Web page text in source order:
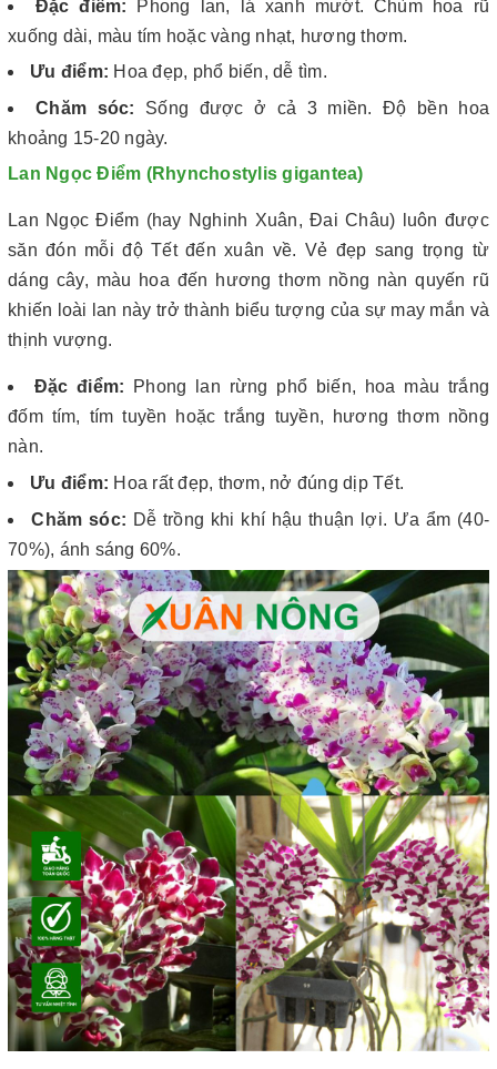
Đặc điểm: Phong lan, lá xanh mướt. Chùm hoa rũ
xuống dài, màu tím hoặc vàng nhạt, hương thơm.
Ưu điểm: Hoa đẹp, phổ biến, dễ tìm.
Chăm sóc: Sống được ở cả 3 miền. Độ bền hoa
khoảng 15-20 ngày.
Lan Ngọc Điểm (Rhynchostylis gigantea)
Lan Ngọc Điểm (hay Nghinh Xuân, Đai Châu) luôn được
săn đón mỗi độ Tết đến xuân về. Vẻ đẹp sang trọng từ
dáng cây, màu hoa đến hương thơm nồng nàn quyến rũ
khiến loài lan này trở thành biểu tượng của sự may mắn và
thịnh vượng.
Đặc điểm: Phong lan rừng phổ biến, hoa màu trắng
đốm tím, tím tuyền hoặc trắng tuyền, hương thơm nồng
nàn.
Ưu điểm: Hoa rất đẹp, thơm, nở đúng dịp Tết.
Chăm sóc: Dễ trồng khi khí hậu thuận lợi. Ưa ẩm (40-
70%), ánh sáng 60%.